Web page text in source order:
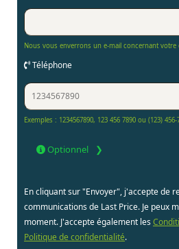
Nous vous enverrons un e-mail concernant votre
Téléphone
Exemples : 1234567890, 123 456 7890 ou (123) 456-
Optionnel
En cliquant sur "Envoyer", j'accepte de
communications de Last Price. Je peux
moment. J'accepte également les
Politique de confidentialité.